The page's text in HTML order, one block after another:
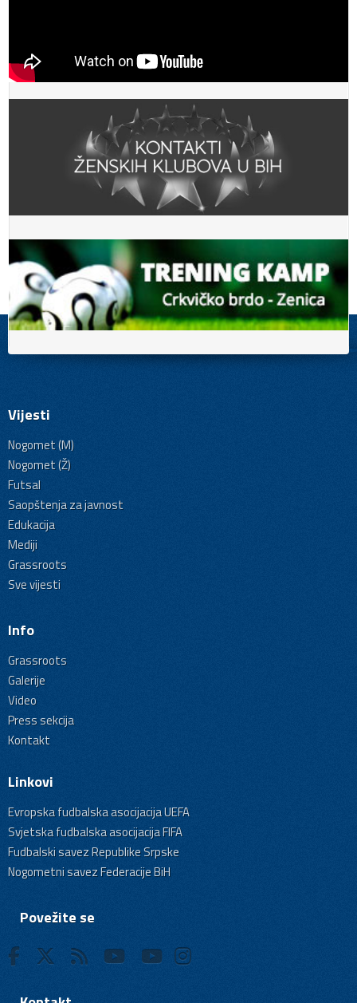
Vijesti
Nogomet (M)
Nogomet (Ž)
Futsal
Saopštenja za javnost
Edukacija
Mediji
Grassroots
Sve vijesti
Info
Grassroots
Galerije
Video
Press sekcija
Kontakt
Linkovi
Evropska fudbalska asocijacija UEFA
Svjetska fudbalska asocijacija FIFA
Fudbalski savez Republike Srpske
Nogometni savez Federacije BiH
Povežite se